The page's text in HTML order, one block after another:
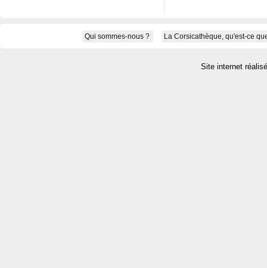
Qui sommes-nous ? La Corsicathèque, qu'est-ce
Site internet